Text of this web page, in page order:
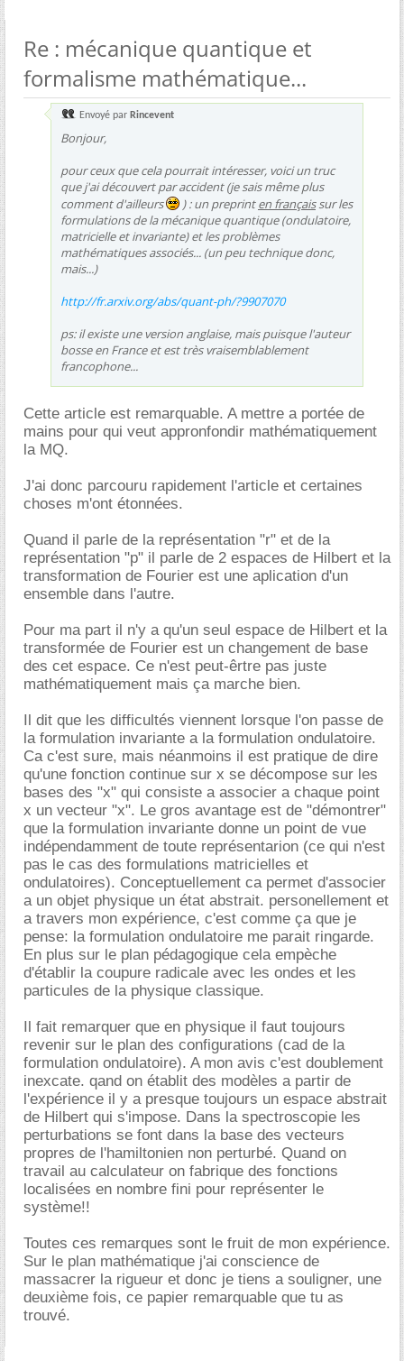
Re : mécanique quantique et
formalisme mathématique...
Envoyé par Rincevent
Bonjour,
pour ceux que cela pourrait intéresser, voici un truc
que j'ai découvert par accident (je sais même plus
comment d'ailleurs
) : un preprinten françaissur les
formulations de la mécanique quantique (ondulatoire,
matricielle et invariante) et les problèmes
mathématiques associés... (un peu technique donc,
mais...)
http://fr.arxiv.org/abs/quant-ph/?9907070
ps: il existe une version anglaise, mais puisque l'auteur
bosse en France et est très vraisemblablement
francophone...
Cette article est remarquable. A mettre a portée de
mains pour qui veut appronfondir mathématiquement
la MQ.
J'ai donc parcouru rapidement l'article et certaines
choses m'ont étonnées.
Quand il parle de la représentation "r" et de la
représentation "p" il parle de 2 espaces de Hilbert et la
transformation de Fourier est une aplication d'un
ensemble dans l'autre.
Pour ma part il n'y a qu'un seul espace de Hilbert et la
transformée de Fourier est un changement de base
des cet espace. Ce n'est peut-êrtre pas juste
mathématiquement mais ça marche bien.
Il dit que les difficultés viennent lorsque l'on passe de
la formulation invariante a la formulation ondulatoire.
Ca c'est sure, mais néanmoins il est pratique de dire
qu'une fonction continue sur x se décompose sur les
bases des "x" qui consiste a associer a chaque point
x un vecteur "x". Le gros avantage est de "démontrer"
que la formulation invariante donne un point de vue
indépendamment de toute représentarion (ce qui n'est
pas le cas des formulations matricielles et
ondulatoires). Conceptuellement ca permet d'associer
a un objet physique un état abstrait. personellement et
a travers mon expérience, c'est comme ça que je
pense: la formulation ondulatoire me parait ringarde.
En plus sur le plan pédagogique cela empèche
d'établir la coupure radicale avec les ondes et les
particules de la physique classique.
Il fait remarquer que en physique il faut toujours
revenir sur le plan des configurations (cad de la
formulation ondulatoire). A mon avis c'est doublement
inexcate. qand on établit des modèles a partir de
l'expérience il y a presque toujours un espace abstrait
de Hilbert qui s'impose. Dans la spectroscopie les
perturbations se font dans la base des vecteurs
propres de l'hamiltonien non perturbé. Quand on
travail au calculateur on fabrique des fonctions
localisées en nombre fini pour représenter le
système!!
Toutes ces remarques sont le fruit de mon expérience.
Sur le plan mathématique j'ai conscience de
massacrer la rigueur et donc je tiens a souligner, une
deuxième fois, ce papier remarquable que tu as
trouvé.